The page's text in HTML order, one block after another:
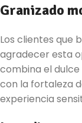
Granizado
Los clientes que
agradecer esta
combina el dulce
con la fortaleza
experiencia